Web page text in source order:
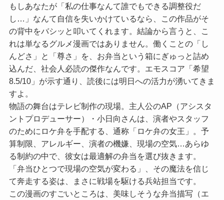
もしあなたが「私の仕事なんて誰でもできる調整役だ
し…」なんて自信を失いかけているなら、この作品がそ
の背中をバシッと叩いてくれます。結論から言うと、こ
れは単なるグルメ漫画ではありません。働くことの「し
んどさ」と「尊さ」を、お弁当という箱にぎゅっと詰め
込んだ、社会人必読の傑作なんです。
エモスコア「希望
8.5/10」 が示す通り、読後には明日への活力が湧いてきま
すよ。
物語の舞台はテレビ制作の現場。主人公のAP（アシスタ
ントプロデューサー）・小日向さんは、演者やスタッフ
のためにロケ弁を手配する、通称「ロケ弁の女王」。予
算制限、アレルギー、演者の機嫌、現場の空気…あらゆ
る制約の中で、彼女は最適解の弁当を選び抜きます。
「弁当ひとつで現場の空気が変わる」、その魔法を信じ
て奔走する姿は、まさに戦場を駆ける兵站担当です。
この漫画のすごいところは、美味しそうな弁当描写（ エ